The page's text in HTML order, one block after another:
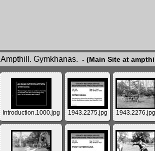
Ampthill. Gymkhanas. - (Main Site at
Introduction.1000.jpg 1943.2275.jpg 1943.2276.jpg